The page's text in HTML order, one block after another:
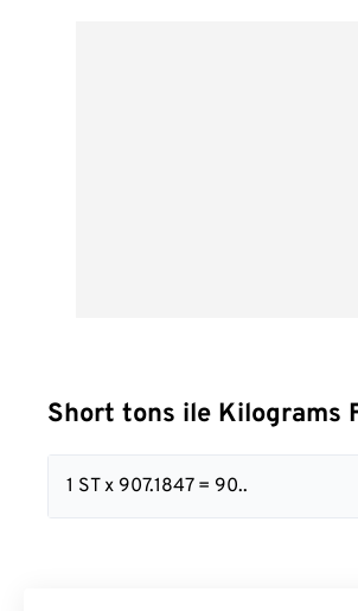
Short tons ile Kilograms
1 ST x 907.1847 = 90..